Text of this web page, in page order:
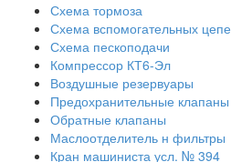
Схема тормоза
Схема вспомогательных
Схема пескоподачи
Компрессор КТ6-Эл
Воздушные резервуары
Предохранительные клапаны
Обратные клапаны
Маслоотделитель н фильтры
Кран машиниста усл. № 394